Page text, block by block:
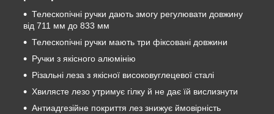
Телескопічні ручки дають змогу регулювати довжину
від 711 мм до 833 мм
Телескопічні ручки мають три фіксовані довжини
Ручки з якісного алюмінію
Різальні леза з якісної високовуглецевої сталі
Хвилясте лезо утримує гілку й не дає їй вислизнути
Антиадгезійне покриття лез знижує ймовірність